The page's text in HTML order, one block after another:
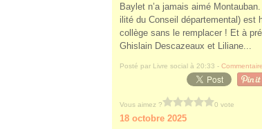
Baylet n’a jamais aimé
ilité du Conseil départemental) est
collège sans le remplacer ! Et à
Ghislain Descazeaux et Liliane...
Posté par Livre social à 20:33 -
Vous aimez ? 0 vote
18 octobre 2025